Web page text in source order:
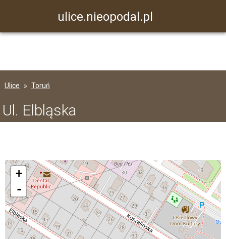
ulice.nieopodal.pl
Ulice Toruń
Ul. Elbląska
+
-